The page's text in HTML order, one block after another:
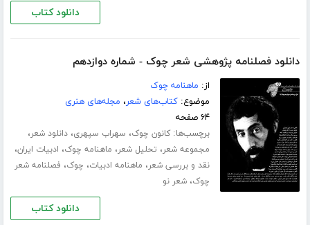
دانلود کتاب
دانلود فصلنامه پژوهشی شعر چوک - شماره دوازدهم
از: ماهنامه چوک
موضوع:کتاب‌های شعر، مجله‌های هنری
۶۴ صفحه
برچسب‌ها:کانون چوک، سهراب سپهری،دانلود شعر،
مجموعه شعر، تحلیل شعر، ماهنامه چوک، ادبیات ایران،
نقد و بررسی شعر، ماهنامه ادبیات، چوک، فصلنامه شعر
چوک،شعر نو
دانلود کتاب